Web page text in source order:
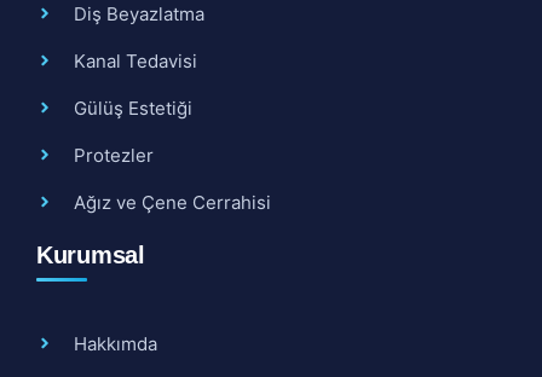
Diş Beyazlatma
Kanal Tedavisi
Gülüş Estetiği
Protezler
Ağız ve Çene Cerrahisi
Kurumsal
Hakkımda